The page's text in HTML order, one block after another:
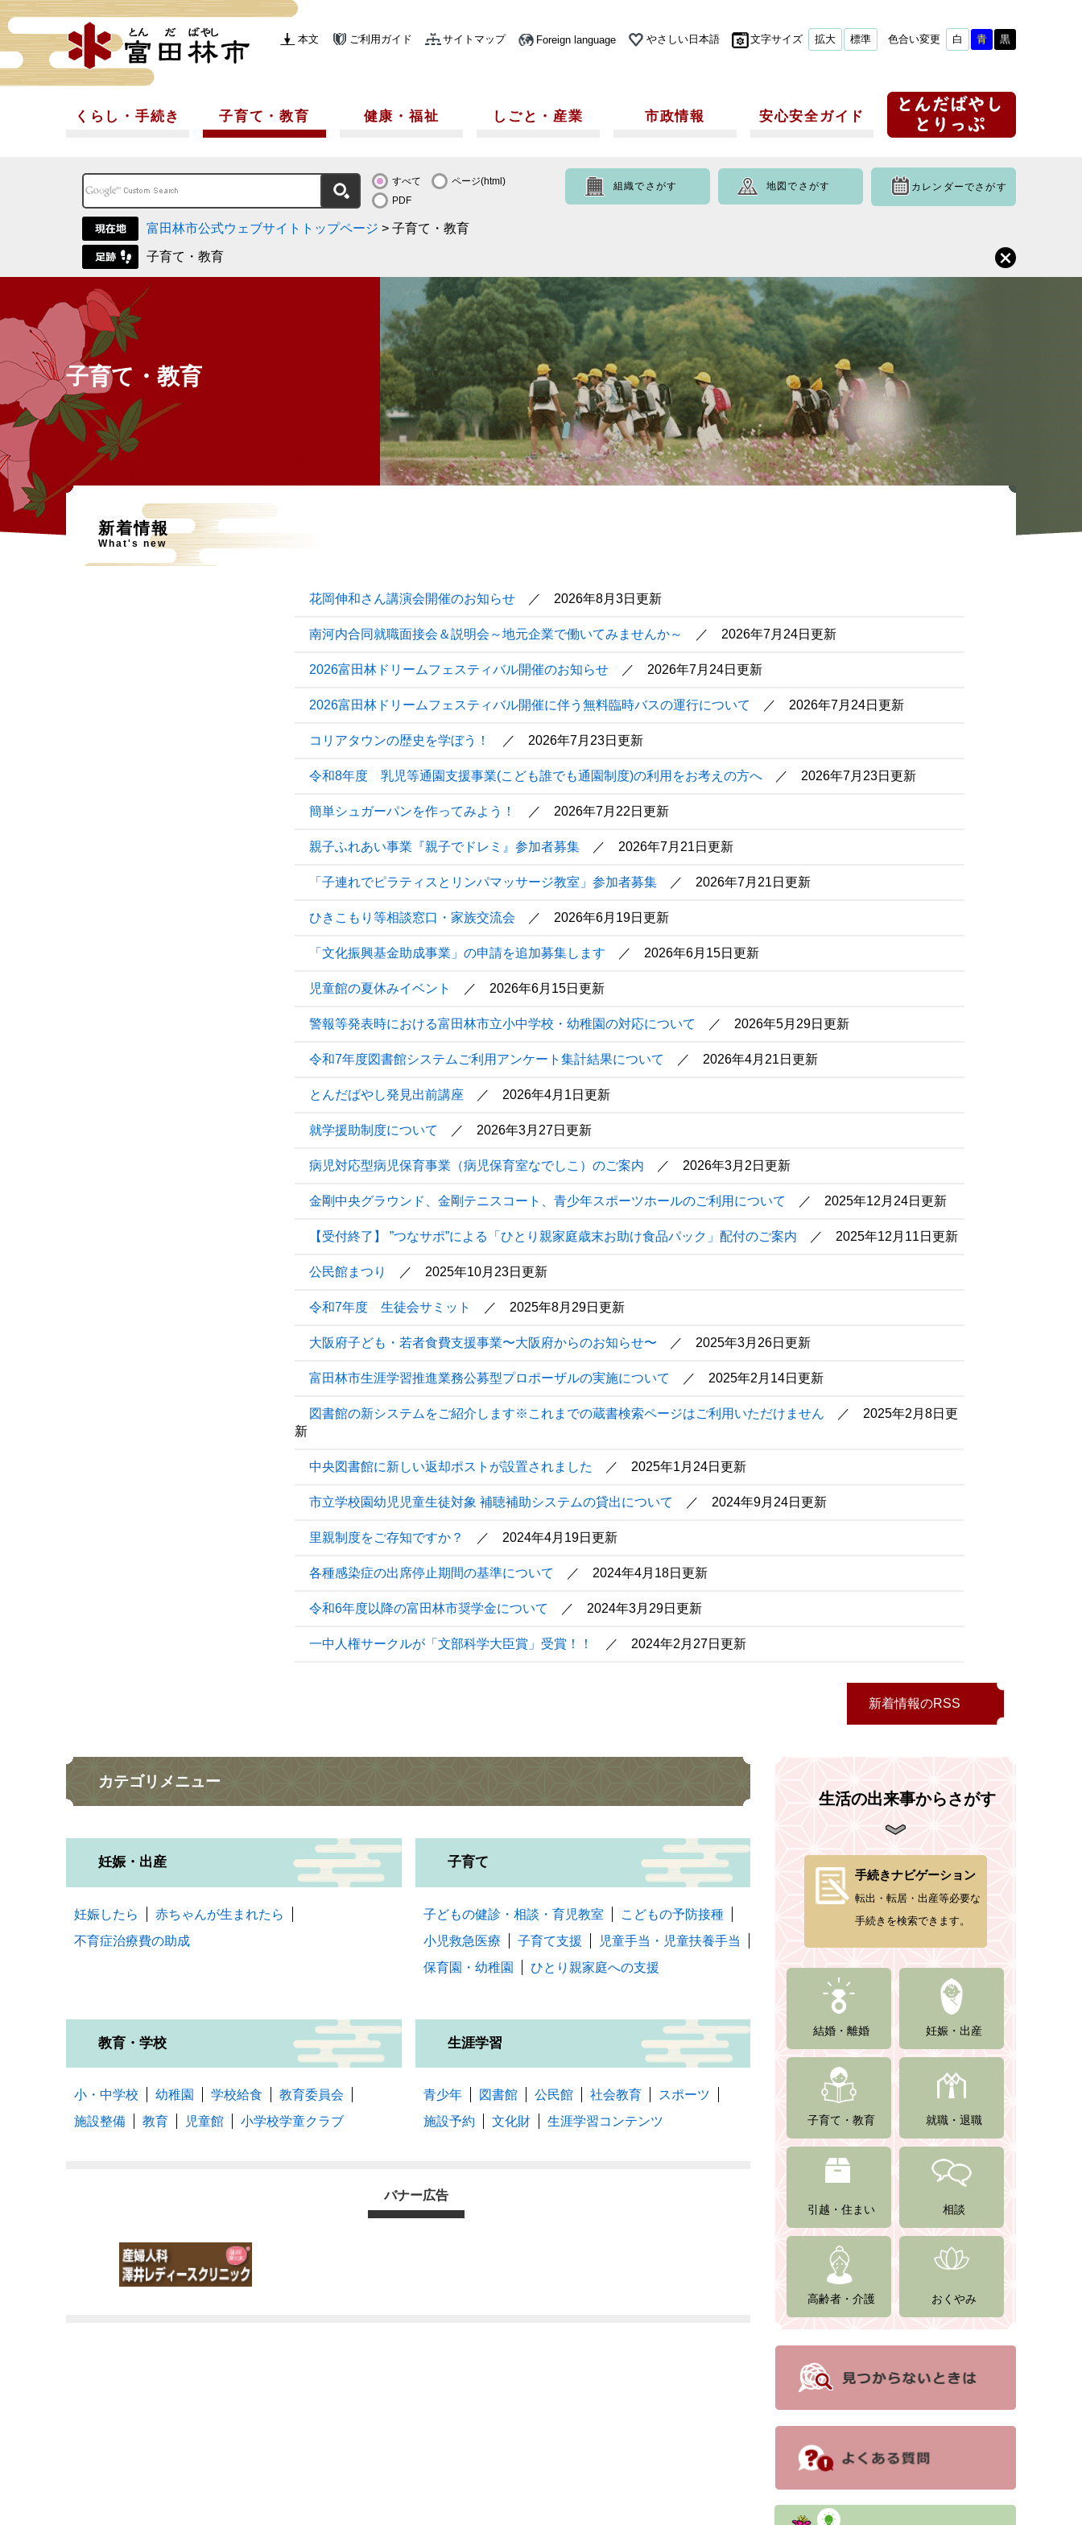
本文 ご利用ガイド サイトマップ Foreign language やさしい日本語 文字サイズ 拡大 標準 色合い変更 白 青 黒
くらし・手続き 子育て・教育 健康・福祉 しごと・産業 市政情報 安心安全ガイド
すべて
ページ(html)
PDF
組織でさがす 地図でさがす カレンダーでさがす
富田林市公式ウェブサイトトップページ > 子育て・教育
子育て・教育
子育て・教育
新着情報
What's new
花岡伸和さん講演会開催のお知らせ 2026年8月3日更新
南河内合同就職面接会＆説明会～地元企業で働いてみませんか～ 2026年7月24日更新
2026富田林ドリームフェスティバル開催のお知らせ 2026年7月24日更新
2026富田林ドリームフェスティバル開催に伴う無料臨時バスの運行について 2026年7月24日更新
コリアタウンの歴史を学ぼう！ 2026年7月23日更新
令和8年度 乳児等通園支援事業(こども誰でも通園制度)の利用をお考えの方へ 2026年7月23日更新
簡単シュガーパンを作ってみよう！ 2026年7月22日更新
親子ふれあい事業『親子でドレミ』参加者募集 2026年7月21日更新
「子連れでピラティスとリンパマッサージ教室」参加者募集 2026年7月21日更新
ひきこもり等相談窓口・家族交流会 2026年6月19日更新
「文化振興基金助成事業」の申請を追加募集します 2026年6月15日更新
児童館の夏休みイベント 2026年6月15日更新
警報等発表時における富田林市立小中学校・幼稚園の対応について 2026年5月29日更新
令和7年度図書館システムご利用アンケート集計結果について 2026年4月21日更新
とんだばやし発見出前講座 2026年4月1日更新
就学援助制度について 2026年3月27日更新
病児対応型病児保育事業（病児保育室なでしこ）のご案内 2026年3月2日更新
金剛中央グラウンド、金剛テニスコート、青少年スポーツホールのご利用について 2025年12月24日更新
【受付終了】 ”つなサポ”による「ひとり親家庭歳末お助け食品パック」配付のご案内 2025年12月11日更新
公民館まつり 2025年10月23日更新
令和7年度 生徒会サミット 2025年8月29日更新
大阪府子ども・若者食費支援事業〜大阪府からのお知らせ〜 2025年3月26日更新
富田林市生涯学習推進業務公募型プロポーザルの実施について 2025年2月14日更新
図書館の新システムをご紹介します※これまでの蔵書検索ページはご利用いただけません
2025年2月8日更
新
中央図書館に新しい返却ポストが設置されました 2025年1月24日更新
市立学校園幼児児童生徒対象 補聴補助システムの貸出について 2024年9月24日更新
里親制度をご存知ですか？ 2024年4月19日更新
各種感染症の出席停止期間の基準について 2024年4月18日更新
令和6年度以降の富田林市奨学金について 2024年3月29日更新
一中人権サークルが「文部科学大臣賞」受賞！！ 2024年2月27日更新
新着情報のRSS
カテゴリメニュー
妊娠・出産
妊娠したら
赤ちゃんが生まれたら
不育症治療費の助成
子育て
子どもの健診・相談・育児教室
こどもの予防接種
小児救急医療
子育て支援
児童手当・児童扶養手当
保育園・幼稚園
ひとり親家庭への支援
教育・学校
小・中学校 幼稚園 学校給食
教育委員会
施設整備
教育 児童館 小学校学童クラブ
生涯学習
青少年 図書館 公民館 社会教育
スポーツ
施設予約
文化財 生涯学習コンテンツ
バナー広告
生活の出来事からさがす
手続きナビゲーション
転出・転居・出産等必要な
手続きを検索できます。
結婚・離婚 妊娠・出産
子育て・教育 就職・退職
引越・住まい 相談
高齢者・介護 おくやみ